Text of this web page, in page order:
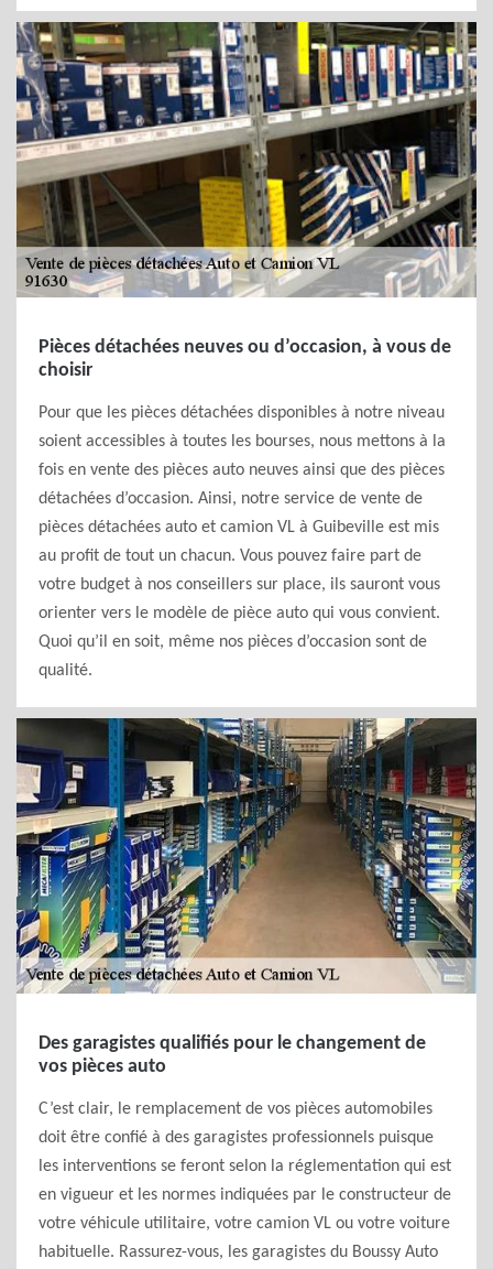
Pièces détachées neuves ou d’occasion, à vous de
choisir
Pour que les pièces détachées disponibles à notre niveau
soient accessibles à toutes les bourses, nous mettons à la
fois en vente des pièces auto neuves ainsi que des pièces
détachées d’occasion. Ainsi, notre service de vente de
pièces détachées auto et camion VL à Guibeville est mis
au profit de tout un chacun. Vous pouvez faire part de
votre budget à nos conseillers sur place, ils sauront vous
orienter vers le modèle de pièce auto qui vous convient.
Quoi qu’il en soit, même nos pièces d’occasion sont de
qualité.
Des garagistes qualifiés pour le changement de
vos pièces auto
C’est clair, le remplacement de vos pièces automobiles
doit être confié à des garagistes professionnels puisque
les interventions se feront selon la réglementation qui est
en vigueur et les normes indiquées par le constructeur de
votre véhicule utilitaire, votre camion VL ou votre voiture
habituelle. Rassurez-vous, les garagistes du Boussy Auto